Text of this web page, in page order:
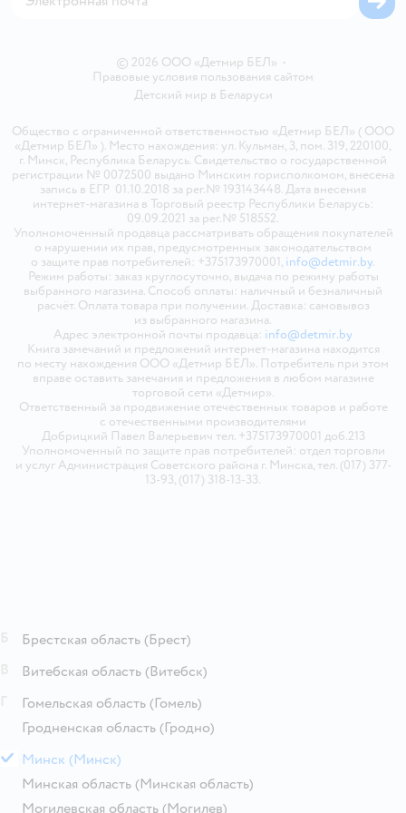
© 2026 ООО «Детмир БЕЛ» •
Правовые условия пользования сайтом
Детский мир в Беларуси
Общество с ограниченной ответственностью «Детмир БЕЛ» ( ООО
«Детмир БЕЛ» ). Место нахождения: ул. Кульман, 3, пом. 319, 220100,
г. Минск, Республика Беларусь. Свидетельство о государственной
регистрации № 0072500 выдано Минским горисполкомом, внесена
запись в ЕГР 01.10.2018 за рег.№ 193143448. Дата внесения
интернет-магазина в Торговый реестр Республики Беларусь:
09.09.2021 за рег.№ 518552.
Уполномоченный продавца рассматривать обращения покупателей
о нарушении их прав, предусмотренных законодательством
о защите прав потребителей: +375173970001, info@detmir.by.
Режим работы: заказ круглосуточно, выдача по режиму работы
выбранного магазина. Способ оплаты: наличный и безналичный
расчёт. Оплата товара при получении. Доставка: самовывоз
из выбранного магазина.
Адрес электронной почты продавца: info@detmir.by
Книга замечаний и предложений интернет-магазина находится
по месту нахождения ООО «Детмир БЕЛ». Потребитель при этом
вправе оставить замечания и предложения в любом магазине
торговой сети «Детмир».
Ответственный за продвижение отечественных товаров и работе
с отечественными производителями
Добрицкий Павел Валерьевич тел. +375173970001 доб.213
Уполномоченный по защите прав потребителей: отдел торговли
и услуг Администрация Советского района г. Минска, тел. (017) 377-
13-93, (017) 318-13-33.
Брестская область (Брест)
Витебская область (Витебск)
Гомельская область (Гомель)
Гродненская область (Гродно)
М Минск (Минск)
Минская область (Минская область)
Могилевская область (Могилев)